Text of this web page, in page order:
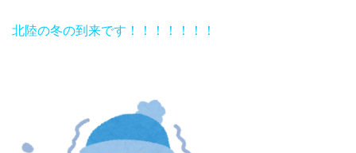
北陸の冬の到来です！！！！！！！